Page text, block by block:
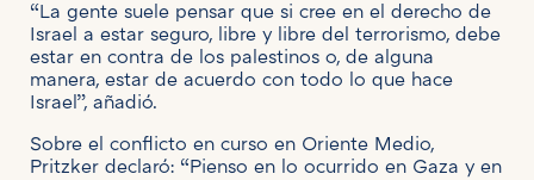
“La gente suele pensar que si cree en el derecho de
Israel a estar seguro, libre y libre del terrorismo, debe
estar en contra de los palestinos o, de alguna
manera, estar de acuerdo con todo lo que hace
Israel”, añadió.
Sobre el conflicto en curso en Oriente Medio,
Pritzker declaró: “Pienso en lo ocurrido en Gaza y en